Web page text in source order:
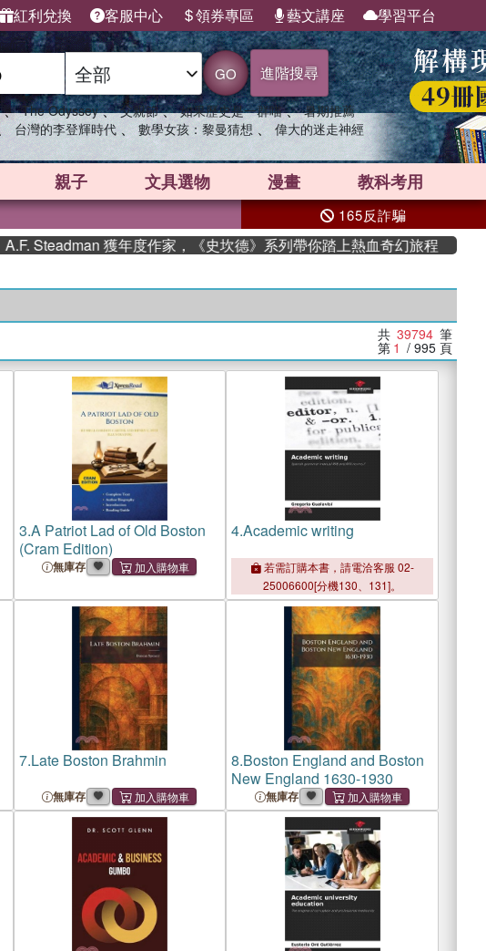
紅利兌換 客服中心 領券專區 藝文講座 學習平台
GO 進階搜尋
、 The Odyssey 、 父親節 、 如果歷史是一群喵 、 暑期推薦
台灣的李登輝時代 、 數學女孩：黎曼猜想 、 偉大的迷走神經
親子 文具選物 漫畫 教科考用
165反詐騙
獲年度作家，《史坎德》系列帶你踏上熱血奇幻旅程
共 39794 筆
第 1 / 995 頁
3.A Patriot Lad of Old Boston
(Cram Edition)
無庫存
4.Academic writing
若需訂購本書，請電洽客服 02-
25006600[分機130、131]。
7.Late Boston Brahmin
無庫存
8.Boston England and Boston
New England 1630-1930
無庫存